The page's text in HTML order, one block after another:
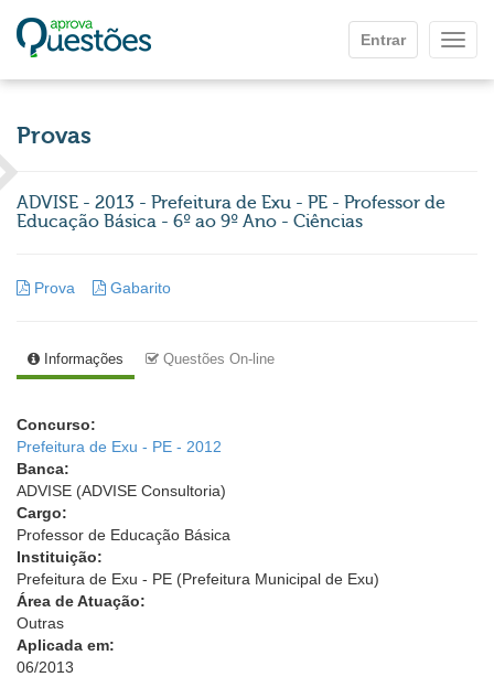
Entrar
Provas
ADVISE - 2013 - Prefeitura de Exu - PE - Professor de
Educação Básica - 6º ao 9º Ano - Ciências
Prova Gabarito
Informações Questões On-line
Concurso:
Prefeitura de Exu - PE - 2012
Banca:
ADVISE (ADVISE Consultoria)
Cargo:
Professor de Educação Básica
Instituição:
Prefeitura de Exu - PE (Prefeitura Municipal de Exu)
Área de Atuação:
Outras
Aplicada em:
06/2013